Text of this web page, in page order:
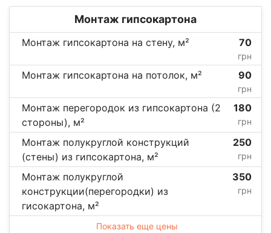
Монтаж гипсокартона
Монтаж гипсокартона на стену, м² 70
грн
Монтаж гипсокартона на потолок, м² 90
грн
Монтаж перегородок из гипсокартона (2
стороны), м²
180
грн
Монтаж полукруглой конструкций
(стены) из гипсокартона, м²
250
грн
Монтаж полукруглой
конструкции(перегородки) из
гисокартона, м²
350
грн
Показать еще цены